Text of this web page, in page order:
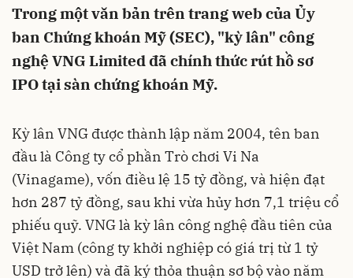
Trong một văn bản trên trang web của Ủy
ban Chứng khoán Mỹ (SEC), "kỳ lân" công
nghệ VNG Limited đã chính thức rút hồ sơ
IPO tại sàn chứng khoán Mỹ.
Kỳ lân VNG được thành lập năm 2004, tên ban
đầu là Công ty cổ phần Trò chơi Vi Na
(Vinagame), vốn điều lệ 15 tỷ đồng, và hiện đạt
hơn 287 tỷ đồng, sau khi vừa hủy hơn 7,1 triệu cổ
phiếu quỹ. VNG là kỳ lân công nghệ đầu tiên của
Việt Nam (công ty khởi nghiệp có giá trị từ 1 tỷ
USD trở lên) và đã ký thỏa thuận sơ bộ vào năm
Hủy